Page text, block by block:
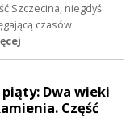
Szczecina, niegdyś
czasów
Dwa wieki
Część